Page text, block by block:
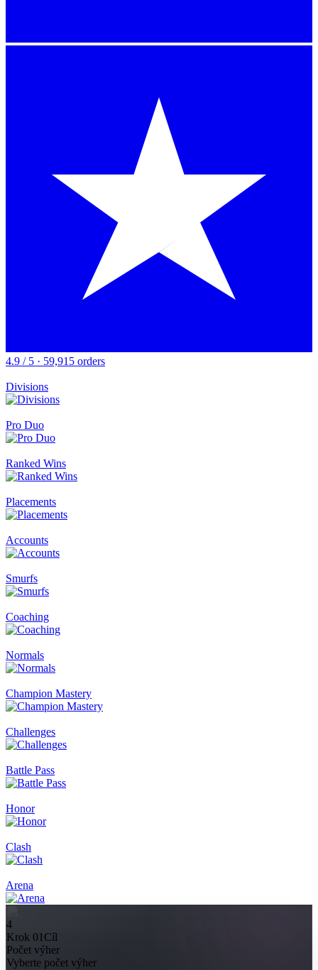
4.9 / 5 · 59,915 orders
Divisions
Pro Duo
Ranked Wins
Placements
Accounts
Smurfs
Coaching
Normals
Champion Mastery
Challenges
Battle Pass
Honor
Clash
Arena
4
Krok 01 Cíl
Počet výher
Vyberte počet výher